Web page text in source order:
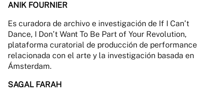
ANIK FOURNIER
Es curadora de archivo e investigación de If I Can’t
Dance, I Don’t Want To Be Part of Your Revolution,
plataforma curatorial de producción de performance
relacionada con el arte y la investigación basada en
Ámsterdam.
SAGAL FARAH